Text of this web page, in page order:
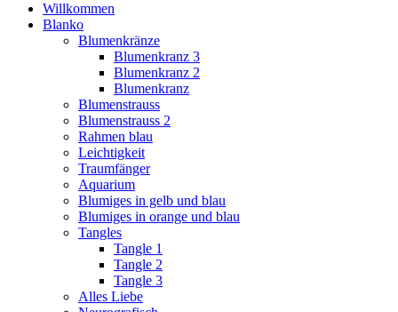
Willkommen
Blanko
Blumenkränze
Blumenkranz 3
Blumenkranz 2
Blumenkranz
Blumenstrauss
Blumenstrauss 2
Rahmen blau
Leichtigkeit
Traumfänger
Aquarium
Blumiges in gelb und blau
Blumiges in orange und blau
Tangles
Tangle 1
Tangle 2
Tangle 3
Alles Liebe